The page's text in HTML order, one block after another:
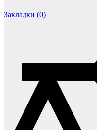
Закладки (0)